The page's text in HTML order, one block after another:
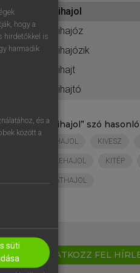
kihajol
kihajóz
kihajózik
kihajt
kihajtó
„ kihajol” szó
HAJOL KIVESZ
LEHAJOL KITÉP
ÁTHAJOL
IRATKOZZ FEL
hogy a
hirdetőkkel is
harmadik
és a
között a
süti